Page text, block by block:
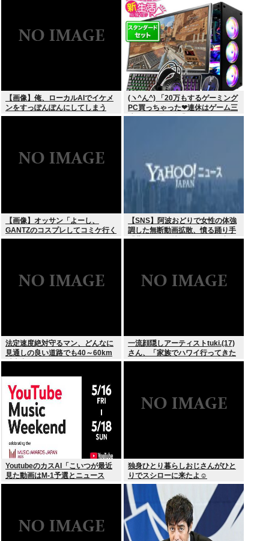
【画像】俺、ローカルAIでイケメ
ンをすっぽんぽんにしてしまう
www
(ヽ^ん^) 「20万もするゲーミング
PC買っちゃった❤連休はゲーム三
昧だ」一週間後「お届け物でー
【画像】オッサン「よーし、
GANTZのコスプレしてコミケ行く
かー」
【SNS】阿波おどりで女性の体強
調した無断動画拡散、憤る踊り手
「悲しいし気持ち悪い」…警察へ
法定速度絶対守るマン、どんなに
見通しの良い道路でも40～60km
以上出さない
一流顔隠しアーティストtuki.(17)
さん、「家族でハワイ行ってきた
w」 自己顕示欲がどんどん抑えら
YoutubeのカスAI「こいつが最近
見た動画はM-1予選とニュース
か…」
独身ひとり暮らしおじさんがひと
りでスシローに来たよ☺